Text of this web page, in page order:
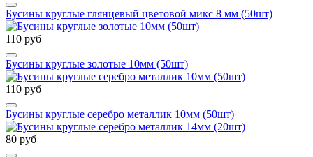
Бусины круглые глянцевый цветовой микс 8 мм (50шт)
110 руб
Бусины круглые золотые 10мм (50шт)
110 руб
Бусины круглые серебро металлик 10мм (50шт)
80 руб